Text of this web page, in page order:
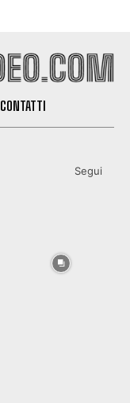
CONTATTI
Segui